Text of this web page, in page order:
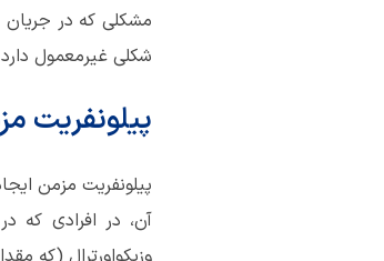
مشکلی که در جریان
شکلی غیرمعمول
پیلونفریت
پیلونفریت مزمن
آن، در افرادی که